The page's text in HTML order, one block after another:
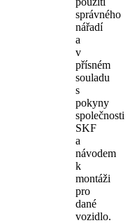
správného
nářadí
a
v
přísném
souladu
s
pokyny
společnosti
SKF
a
návodem
k
montáži
pro
dané
vozidlo.